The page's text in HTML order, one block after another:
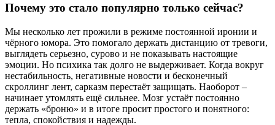
Почему это стало популярно только сейчас?
Мы несколько лет прожили в режиме постоянной иронии и
чёрного юмора. Это помогало держать дистанцию от тревоги,
выглядеть серьезно, сурово и не показывать настоящие
эмоции. Но психика так долго не выдерживает. Когда вокруг
нестабильность, негативные новости и бесконечный
скроллинг лент, сарказм перестаёт защищать. Наоборот –
начинает утомлять ещё сильнее. Мозг устаёт постоянно
держать «броню» и в итоге просит простого и понятного:
тепла, спокойствия и надежды.